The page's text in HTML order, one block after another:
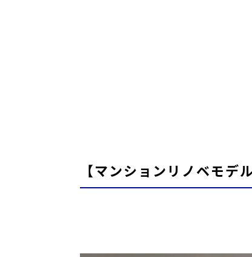
【マンションリノベモ